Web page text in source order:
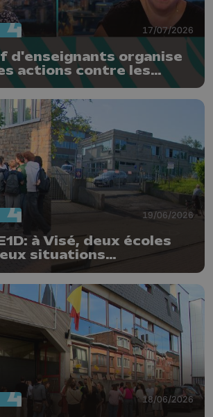
17/07/2026
d'enseignants organise
actions contre les
la FWB
19/06/2026
à Visé, deux écoles
situations
18/06/2026